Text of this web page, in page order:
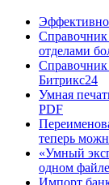
Справочник
отделами
Битрикс24
Умная
PDF
теперь
«Умный
одном файле